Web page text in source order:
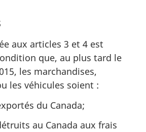
aux articles 3 et 4 est
que, au plus tard le
les marchandises,
les véhicules soient :
du Canada;
au Canada aux frais